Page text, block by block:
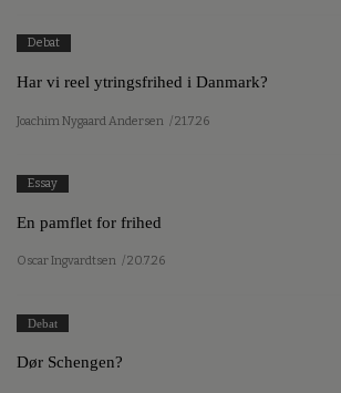
Debat
Har vi reel ytringsfrihed i Danmark?
Joachim Nygaard Andersen / 21.7.26
Essay
En pamflet for frihed
Oscar Ingvardtsen / 20.7.26
Debat
Dør Schengen?